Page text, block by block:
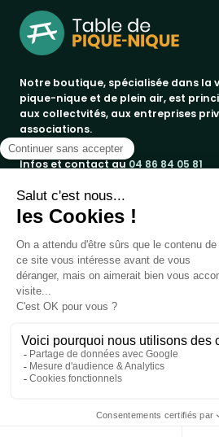
Notre boutique, spécialisée dans la
pique-nique et de plein air, est
aux collectvités, aux entreprises
associations.
Infos et contact au04 86 84 05 81
Produits
bancs publics
corbeilles de ville & propreté
promos
tables pique-nique
embellissement urbain
jeux - loisirs sport
Notre société
a propos
paiement sécurisé
conditions de livraison
contactez-nous
Marques
jad groupe
procity®
rossignol
Votre compte
informations personnelles
commandes
DIRECT EQUIPEMENTS-